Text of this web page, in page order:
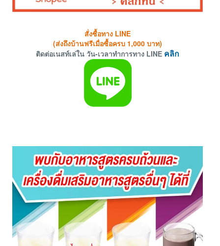
สั่งซื้อทาง LINE
(ส่งถึงบ้านฟรีเมื่อซื้อครบ 1,000 บาท)
ติดต่อเนสท์เล่ใน วัน-เวลาทำการทาง LINE คลิก